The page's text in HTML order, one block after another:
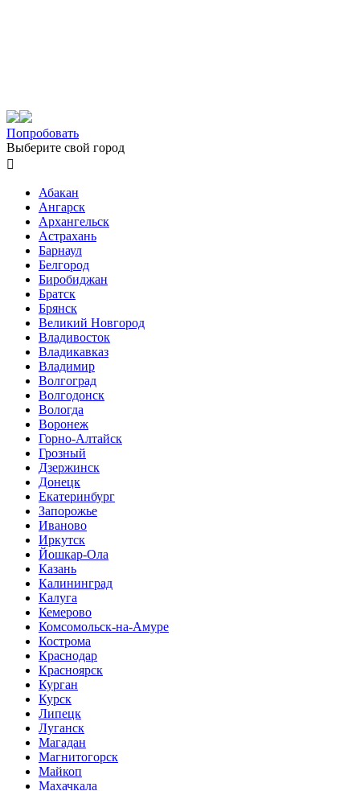
Попробовать
Выберите свой город

Абакан
Ангарск
Архангельск
Астрахань
Барнаул
Белгород
Биробиджан
Братск
Брянск
Великий Новгород
Владивосток
Владикавказ
Владимир
Волгоград
Волгодонск
Вологда
Воронеж
Горно-Алтайск
Грозный
Дзержинск
Донецк
Екатеринбург
Запорожье
Иваново
Иркутск
Йошкар-Ола
Казань
Калининград
Калуга
Кемерово
Комсомольск-на-Амуре
Кострома
Краснодар
Красноярск
Курган
Курск
Липецк
Луганск
Магадан
Магнитогорск
Майкоп
Махачкала